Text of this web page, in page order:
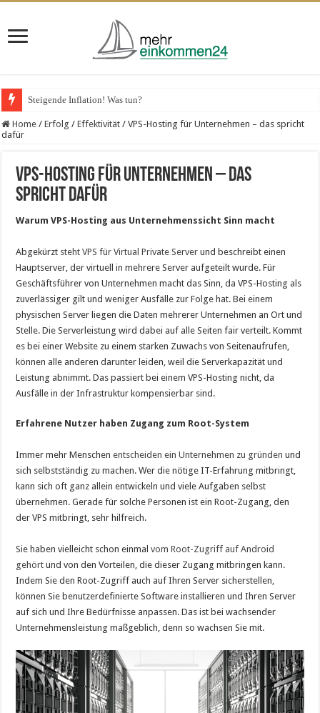
Steigende Inflation! Was tun?
Home / Erfolg / Effektivität / VPS-Hosting für Unternehmen – das spricht
dafür
VPS-Hosting für Unternehmen – das
spricht dafür
Warum VPS-Hosting aus Unternehmenssicht Sinn macht
Abgekürzt steht VPS für Virtual Private Server und beschreibt einen
Hauptserver, der virtuell in mehrere Server aufgeteilt wurde. Für
Geschäftsführer von Unternehmen macht das Sinn, da VPS-Hosting als
zuverlässiger gilt und weniger Ausfälle zur Folge hat. Bei einem
physischen Server liegen die Daten mehrerer Unternehmen an Ort und
Stelle. Die Serverleistung wird dabei auf alle Seiten fair verteilt. Kommt
es bei einer Website zu einem starken Zuwachs von Seitenaufrufen,
können alle anderen darunter leiden, weil die Serverkapazität und
Leistung abnimmt. Das passiert bei einem VPS-Hosting nicht, da
Ausfälle in der Infrastruktur kompensierbar sind.
Erfahrene Nutzer haben Zugang zum Root-System
Immer mehr Menschenentscheiden ein Unternehmen zu gründen und
sich selbstständig zu machen. Wer die nötige IT-Erfahrung mitbringt,
kann sich oft ganz allein entwickeln und viele Aufgaben selbst
übernehmen. Gerade für solche Personen ist ein Root-Zugang, den
der VPS mitbringt, sehr hilfreich.
Sie haben vielleicht schon einmalvom Root-Zugriff auf Android
gehört und von den Vorteilen, die dieser Zugang mitbringen kann.
Indem Sie den Root-Zugriff auch auf Ihren Server sicherstellen,
können Sie benutzerdefinierte Software installieren und Ihren Server
auf sich und Ihre Bedürfnisse anpassen. Das ist bei wachsender
Unternehmensleistung maßgeblich, denn so wachsen Sie mit.